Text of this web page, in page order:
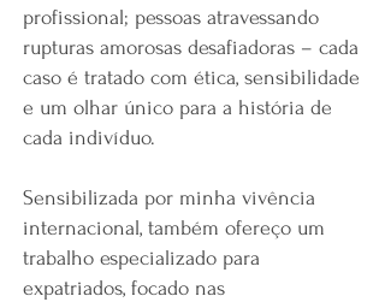
profissional; pessoas atravessando
rupturas amorosas desafiadoras – cada
caso é tratado com ética, sensibilidade
e um olhar único para a história de
cada indivíduo.
Sensibilizada por minha vivência
internacional, também ofereço um
trabalho especializado para
expatriados, focado nas